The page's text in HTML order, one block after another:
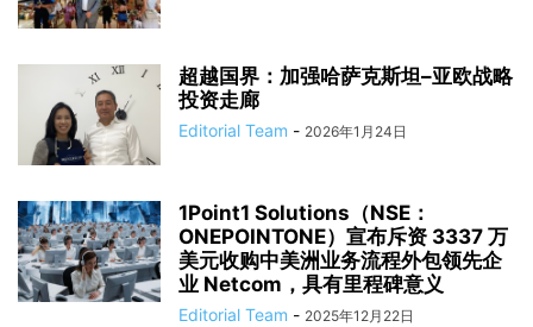
超越国界：加强哈萨克斯坦–亚欧战略
投资走廊
Editorial Team - 2026年1月24日
1Point1 Solutions（NSE：
ONEPOINTONE）宣布斥资 3337 万
美元收购中美洲业务流程外包领先企
业 Netcom，具有里程碑意义
Editorial Team - 2025年12月22日